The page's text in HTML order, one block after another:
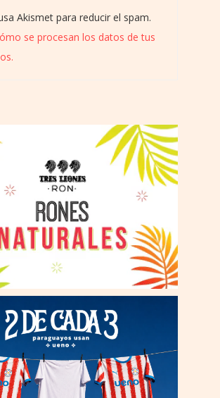
Akismet para reducir el spam.
se procesan los datos de tus